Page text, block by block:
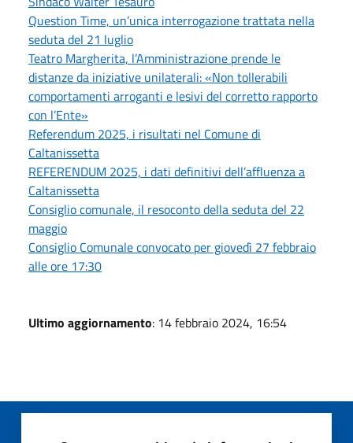
Question Time, un’unica interrogazione trattata nella
seduta del 21 luglio
Teatro Margherita, l’Amministrazione prende le
distanze da iniziative unilaterali: «Non tollerabili
comportamenti arroganti e lesivi del corretto rapporto
con l’Ente»
Referendum 2025, i risultati nel Comune di
Caltanissetta
REFERENDUM 2025, i dati definitivi dell’affluenza a
Caltanissetta
Consiglio comunale, il resoconto della seduta del 22
maggio
Consiglio Comunale convocato per giovedì 27 febbraio
alle ore 17:30
Ultimo aggiornamento: 14 febbraio 2024, 16:54